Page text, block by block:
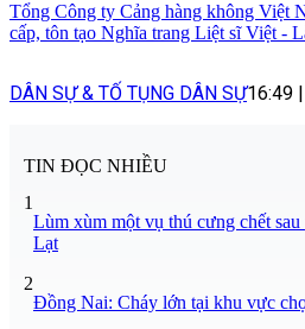
Tổng Công ty Cảng hàng không Việt
cấp, tôn tạo Nghĩa trang Liệt sĩ Việt -
DÂN SỰ & TỐ TỤNG DÂN SỰ16:49
TIN ĐỌC NHIỀU
1
Lùm xùm một vụ thú cưng chết
Lạt
2
Đồng Nai: Cháy lớn tại khu vực